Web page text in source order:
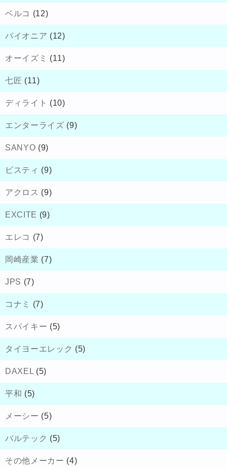
ベルコ (12)
パイオニア (12)
オーイズミ (11)
七匠 (11)
ディライト (10)
エンターライズ (9)
SANYO (9)
ビスティ (9)
アクロス (9)
EXCITE (9)
エレコ (7)
岡崎産業 (7)
JPS (7)
コナミ (7)
スパイキー (5)
タイヨーエレック (5)
DAXEL (5)
平和 (5)
メーシー (5)
バルテック (5)
その他メーカー (4)